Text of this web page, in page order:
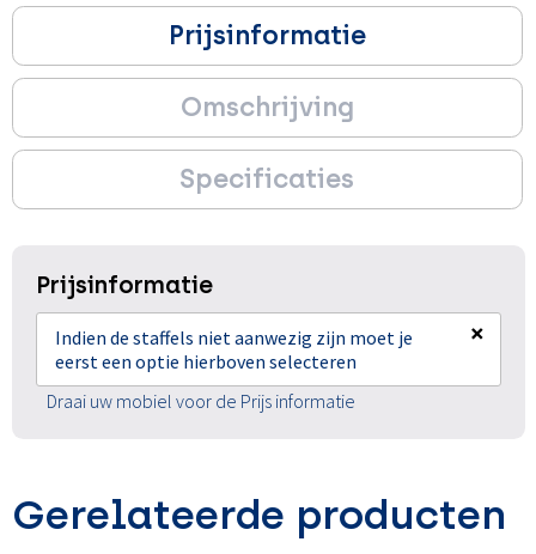
Prijsinformatie
Omschrijving
Specificaties
Prijsinformatie
Indien de staffels niet aanwezig zijn moet je
eerst een optie hierboven selecteren
×
Draai uw mobiel voor de Prijs informatie
Gerelateerde producten